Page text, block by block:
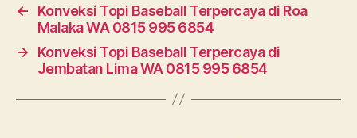
←
Konveksi Topi Baseball Terpercaya di Roa
Malaka WA 0815 995 6854
→
Konveksi Topi Baseball Terpercaya di
Jembatan Lima WA 0815 995 6854